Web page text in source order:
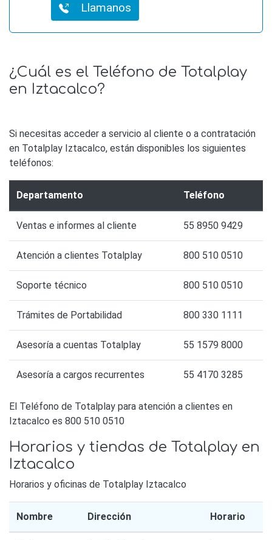
Llamanos
¿Cuál es el Teléfono de Totalplay
en Iztacalco?
Si necesitas acceder a servicio al cliente o a contratación
en Totalplay Iztacalco, están disponibles los siguientes
teléfonos:
Departamento Teléfono
Ventas e informes al cliente 55 8950 9429
Atención a clientes Totalplay 800 510 0510
Soporte técnico 800 510 0510
Trámites de Portabilidad 800 330 1111
Asesoría a cuentas Totalplay 55 1579 8000
Asesoría a cargos recurrentes 55 4170 3285
El Teléfono de Totalplay para atención a clientes en
Iztacalco es 800 510 0510
Horarios y tiendas de Totalplay en
Iztacalco
Horarios y oficinas de Totalplay Iztacalco
Nombre Dirección Horario